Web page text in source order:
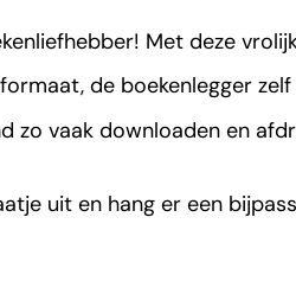
Met deze
de boekenlegger
zo vaak downloaden en
uit en hang er een